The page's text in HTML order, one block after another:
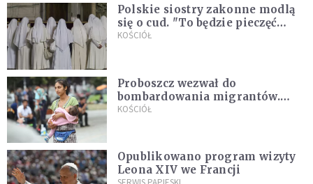
Polskie siostry zakonne modlą
się o cud. "To będzie pieczęć
Pana Boga dla naszej wiary"
KOŚCIÓŁ
Proboszcz wezwał do
bombardowania migrantów.
"Masowy ogień przeciwko
KOŚCIÓŁ
Opublikowano program wizyty
Leona XIV we Francji